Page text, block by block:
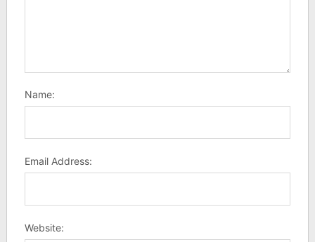
Name:
Email Address:
Website: